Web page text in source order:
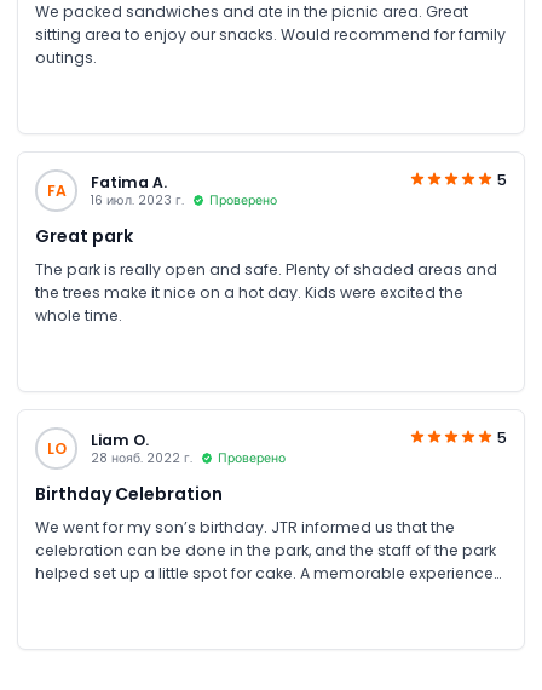
We packed sandwiches and ate in the picnic area. Great
sitting area to enjoy our snacks. Would recommend for family
outings.
FA Fatima A.
16 июл. 2023 г. Проверено
5
Great park
The park is really open and safe. Plenty of shaded areas and
the trees make it nice on a hot day. Kids were excited the
whole time.
LO Liam O.
28 нояб. 2022 г. Проверено
5
Birthday Celebration
We went for my son’s birthday. JTR informed us that the
celebration can be done in the park, and the staff of the park
helped set up a little spot for cake. A memorable experience